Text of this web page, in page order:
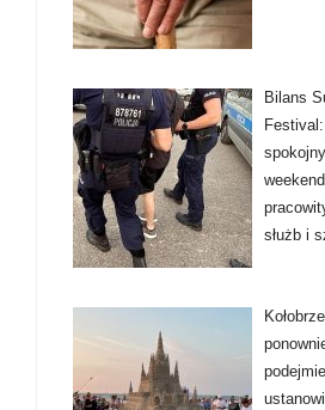
Bilans
Festival:
spokojny
służb i